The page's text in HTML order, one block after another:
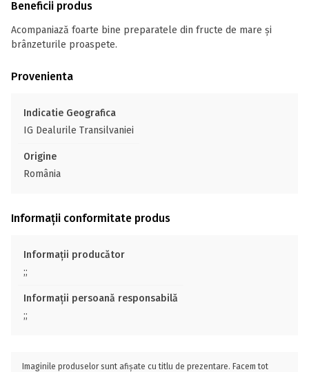
Beneficii produs
Acompaniază foarte bine preparatele din fructe de mare și
brânzeturile proaspete.
Provenienta
Indicatie Geografica
IG Dealurile Transilvaniei
Origine
România
Informații conformitate produs
Informații producător
;;
Informații persoană responsabilă
;;
Imaginile produselor sunt afișate cu titlu de prezentare. Facem tot